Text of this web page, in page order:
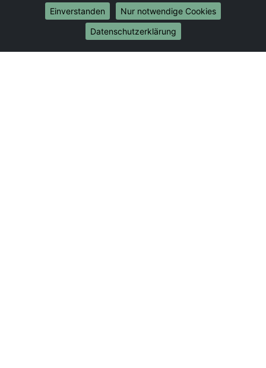
Umzug von Gera nach Münster
Internationale-Umzüge
Umzug von Gera nach Brasilien
Einverstanden
Nur notwendige Cookies
Datenschutzerklärung